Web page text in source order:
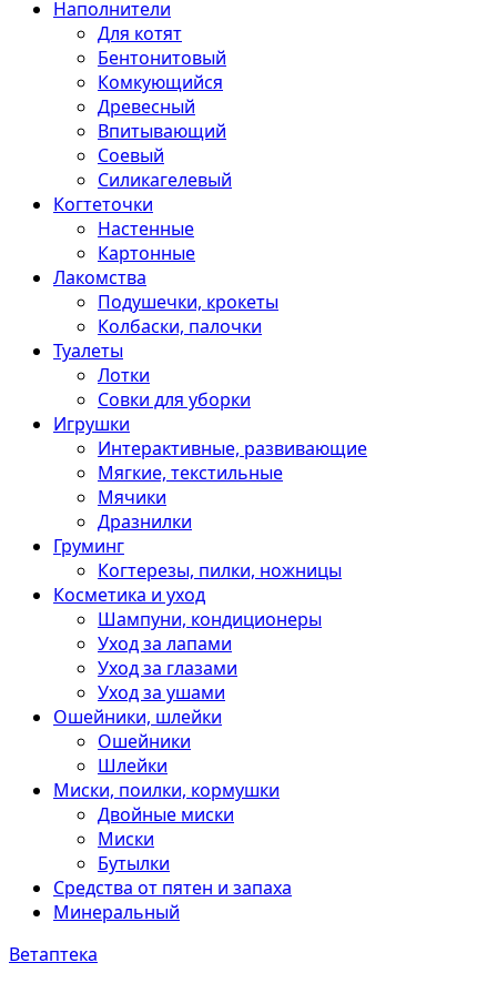
Наполнители
Для котят
Бентонитовый
Комкующийся
Древесный
Впитывающий
Соевый
Силикагелевый
Когтеточки
Настенные
Картонные
Лакомства
Подушечки, крокеты
Колбаски, палочки
Туалеты
Лотки
Совки для уборки
Игрушки
Интерактивные, развивающие
Мягкие, текстильные
Мячики
Дразнилки
Груминг
Когтерезы, пилки, ножницы
Косметика и уход
Шампуни, кондиционеры
Уход за лапами
Уход за глазами
Уход за ушами
Ошейники, шлейки
Ошейники
Шлейки
Миски, поилки, кормушки
Двойные миски
Миски
Бутылки
Средства от пятен и запаха
Минеральный
Ветаптека